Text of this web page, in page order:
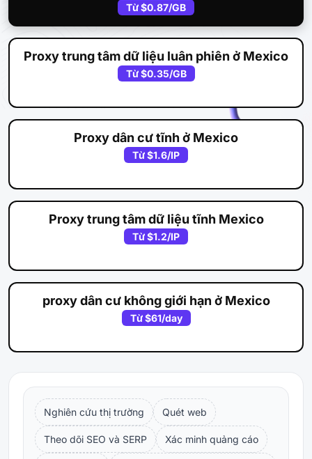
Từ$0.87/GB
Proxy trung tâm dữ liệu luân phiên ở Mexico
Từ$0.35/GB
Proxy dân cư tĩnh ở Mexico
Từ$1.6/IP
Proxy trung tâm dữ liệu tĩnh Mexico
Từ$1.2/IP
proxy dân cư không giới hạn ở Mexico
Từ$61/day
Nghiên cứu thị trường Quét web
Theo dõi SEO và SERP Xác minh quảng cáo